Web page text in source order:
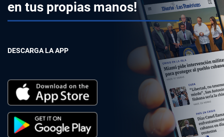
en tus propias manos!
DESCARGA LA APP